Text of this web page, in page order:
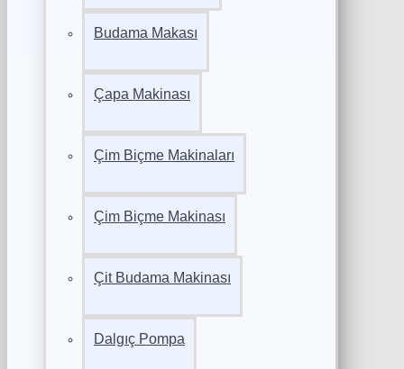
Budama Makası
Çapa Makinası
Çim Biçme Makinaları
Çim Biçme Makinası
Çit Budama Makinası
Dalgıç Pompa